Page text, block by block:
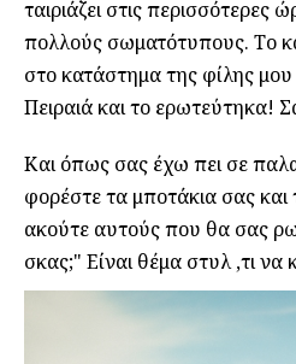
ταιριάζει στις περισσότερες
πολλούς σωματότυπους. Το
στο κατάστημα της φίλης
Πειραιά και το ερωτεύτηκα!
Και όπως σας έχω πει σε
φορέστε τα μποτάκια σας και
ακούτε αυτούς που θα σας
σκας;" Είναι θέμα στυλ ,τι να